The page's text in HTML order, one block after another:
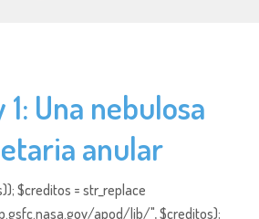
Una nebulosa
anular
$creditos = str_replace
apod/lib/", $creditos);